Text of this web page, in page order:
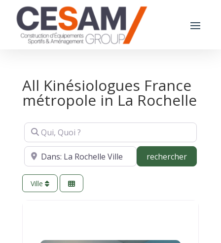
All Kinésiologues France
métropole in La Rochelle
Qui, Quoi ?
Où ? rechercher
Ville